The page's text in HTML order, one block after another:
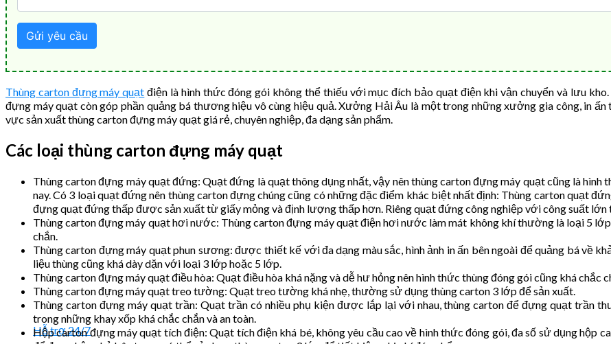
Hỗ trợ 24/7
Thùng carton đựng máy quạt điện là hình thức đóng gói không thể thiếu với mục đích bảo quạt điện khi vận chuyển và lưu
đựng máy quạt còn góp phần quảng bá thương hiệu vô cùng hiệu quả. Xưởng Hải Âu là một trong những xưởng gia công, in
vực sản xuất thùng carton đựng máy quạt giá rẻ, chuyên nghiệp, đa dạng sản phẩm.
Các loại thùng carton đựng máy quạt
Thùng carton đựng máy quạt đứng: Quạt đứng là quạt thông dụng nhất, vậy nên thùng carton đựng máy quạt cũng là
nay. Có 3 loại quạt đứng nên thùng carton đựng chúng cũng có những đặc điểm khác biệt nhất định: Thùng carton quạt
đựng quạt đứng thấp được sản xuất từ giấy mỏng và định lượng thấp hơn. Riêng quạt đứng công nghiệp với công suất lớn
Thùng carton đựng máy quạt hơi nước: Thùng carton đựng máy quạt điện hơi nước làm mát không khí thường là loại 5
chắn.
Thùng carton đựng máy quạt phun sương: được thiết kế với đa dạng màu sắc, hình ảnh in ấn bên ngoài để quảng bá về
liệu thùng cũng khá dày dặn với loại 3 lớp hoặc 5 lớp.
Thùng carton đựng máy quạt điều hòa: Quạt điều hòa khá nặng và dễ hư hỏng nên hình thức thùng đóng gói cũng khá chắc
Thùng carton đựng máy quạt treo tường: Quạt treo tường khá nhẹ, thường sử dụng thùng carton 3 lớp để sản xuất.
Thùng carton đựng máy quạt trần: Quạt trần có nhiều phụ kiện được lắp lại với nhau, thùng carton để đựng quạt trần
trong những khay xốp khá chắc chắn và an toàn.
Hộp carton đựng máy quạt tích điện: Quạt tích điện khá bé, không yêu cầu cao về hình thức đóng gói, đa số sử dụng hộp